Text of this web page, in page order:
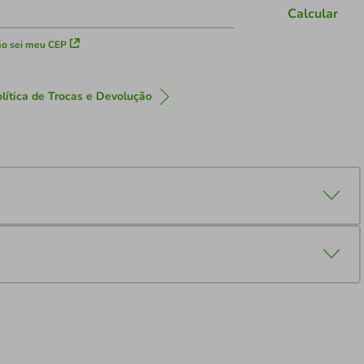
sei meu CEP
Calcular
de Trocas e Devolução